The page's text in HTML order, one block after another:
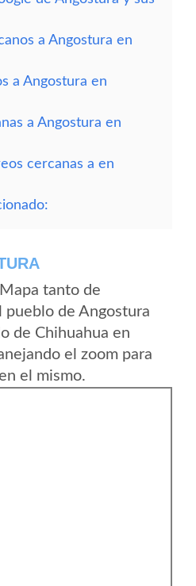
a Angostura en
a Angostura en
a Angostura en
cercanas a en
tanto de
pueblo de Angostura
de Chihuahua en
el zoom para
el mismo.